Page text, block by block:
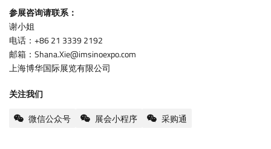
参展咨询请联系：
谢小姐
电话：+86 21 3339 2192
邮箱：Shana.Xie@imsinoexpo.com
上海博华国际展览有限公司
关注我们
微信公众号
展会小程序 采购通